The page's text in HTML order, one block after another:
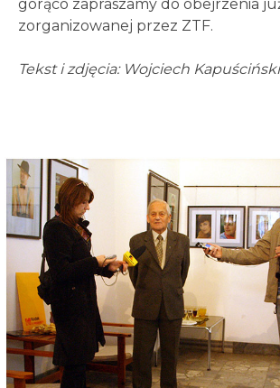
gorąco zapraszamy do obejrzenia
zorganizowanej przez ZTF.
Tekst i zdjęcia: Wojciech Kapuściński